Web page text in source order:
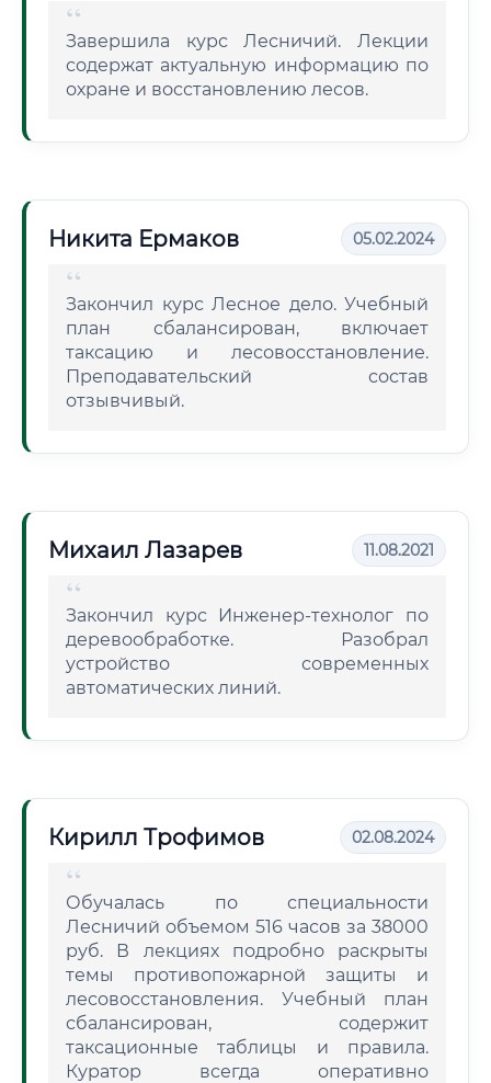
Завершила курс Лесничий. Лекции
содержат актуальную информацию по
охране и восстановлению лесов.
Никита Ермаков 05.02.2024
Закончил курс Лесное дело. Учебный
план сбалансирован, включает
таксацию и лесовосстановление.
Преподавательский состав
отзывчивый.
Михаил Лазарев 11.08.2021
Закончил курс Инженер-технолог по
деревообработке. Разобрал
устройство современных
автоматических линий.
Кирилл Трофимов 02.08.2024
Обучалась по специальности
Лесничий объемом 516 часов за 38000
руб. В лекциях подробно раскрыты
темы противопожарной защиты и
лесовосстановления. Учебный план
сбалансирован, содержит
таксационные таблицы и правила.
Куратор всегда оперативно